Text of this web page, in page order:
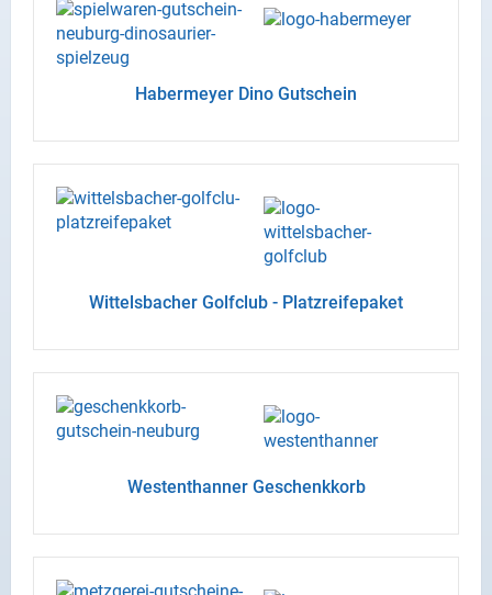
Ha­ber­mey­er Dino Gut­schein
Wit­tels­ba­cher Golf­club - Platz­rei­fe­pa­ket
Wes­tent­han­ner Ge­schenk­korb